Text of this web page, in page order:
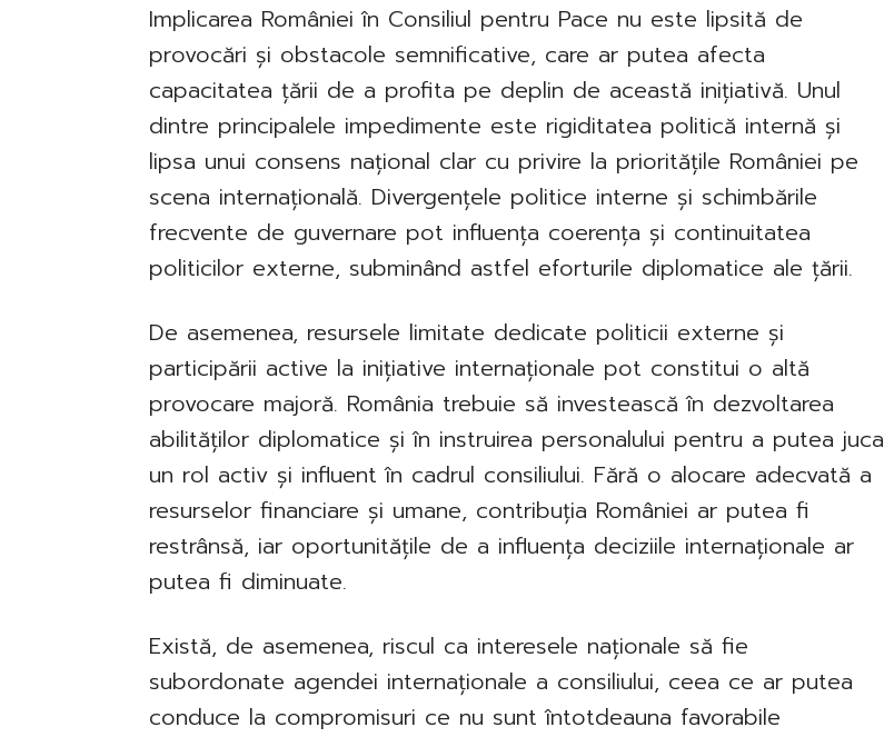
Implicarea României în Consiliul pentru Pace nu este lipsită de
provocări și obstacole semnificative, care ar putea afecta
capacitatea țării de a profita pe deplin de această inițiativă. Unul
dintre principalele impedimente este rigiditatea politică internă și
lipsa unui consens național clar cu privire la prioritățile României pe
scena internațională. Divergențele politice interne și schimbările
frecvente de guvernare pot influența coerența și continuitatea
politicilor externe, subminând astfel eforturile diplomatice ale țării.
De asemenea, resursele limitate dedicate politicii externe și
participării active la inițiative internaționale pot constitui o altă
provocare majoră. România trebuie să investească în dezvoltarea
abilităților diplomatice și în instruirea personalului pentru a putea juca
un rol activ și influent în cadrul consiliului. Fără o alocare adecvată a
resurselor financiare și umane, contribuția României ar putea fi
restrânsă, iar oportunitățile de a influența deciziile internaționale ar
putea fi diminuate.
Există, de asemenea, riscul ca interesele naționale să fie
subordonate agendei internaționale a consiliului, ceea ce ar putea
conduce la compromisuri ce nu sunt întotdeauna favorabile